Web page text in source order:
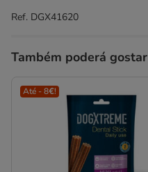
Ref. DGX41620
Também poderá gostar
Até - 8€!